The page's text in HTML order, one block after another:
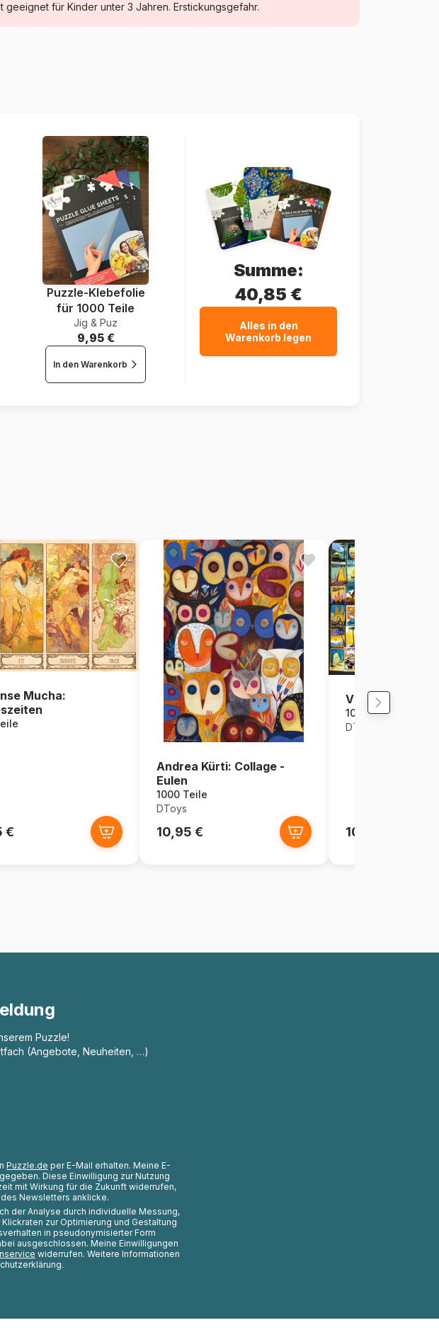
Puzzle für Erwachsene (500 bis 48000
geeignet für Kinder unter 3 Jahren. Erstickungsgefahr.
Puzzle-Klebefolie
für 1000 Teile
Jig & Puz
9,95 €
In den Warenkorb
Summe:
40,85 €
Alles in den
Warenkorb legen
Mucha:
€
Andrea Kürti: Collage -
Eulen
1000 Teile
DToys
10,95 €
Vintage
1000 Teile
DToys
10,95 €
Puzzle!
(Angebote, Neuheiten, …)
Puzzle.de per E-Mail erhalten. Meine E-
Diese Einwilligung zur Nutzung
mit Wirkung für die Zukunft widerrufen,
Newsletters anklicke.
der Analyse durch individuelle Messung,
zur Optimierung und Gestaltung
in pseudonymisierter Form
ausgeschlossen. Meine Einwilligungen
widerrufen. Weitere Informationen